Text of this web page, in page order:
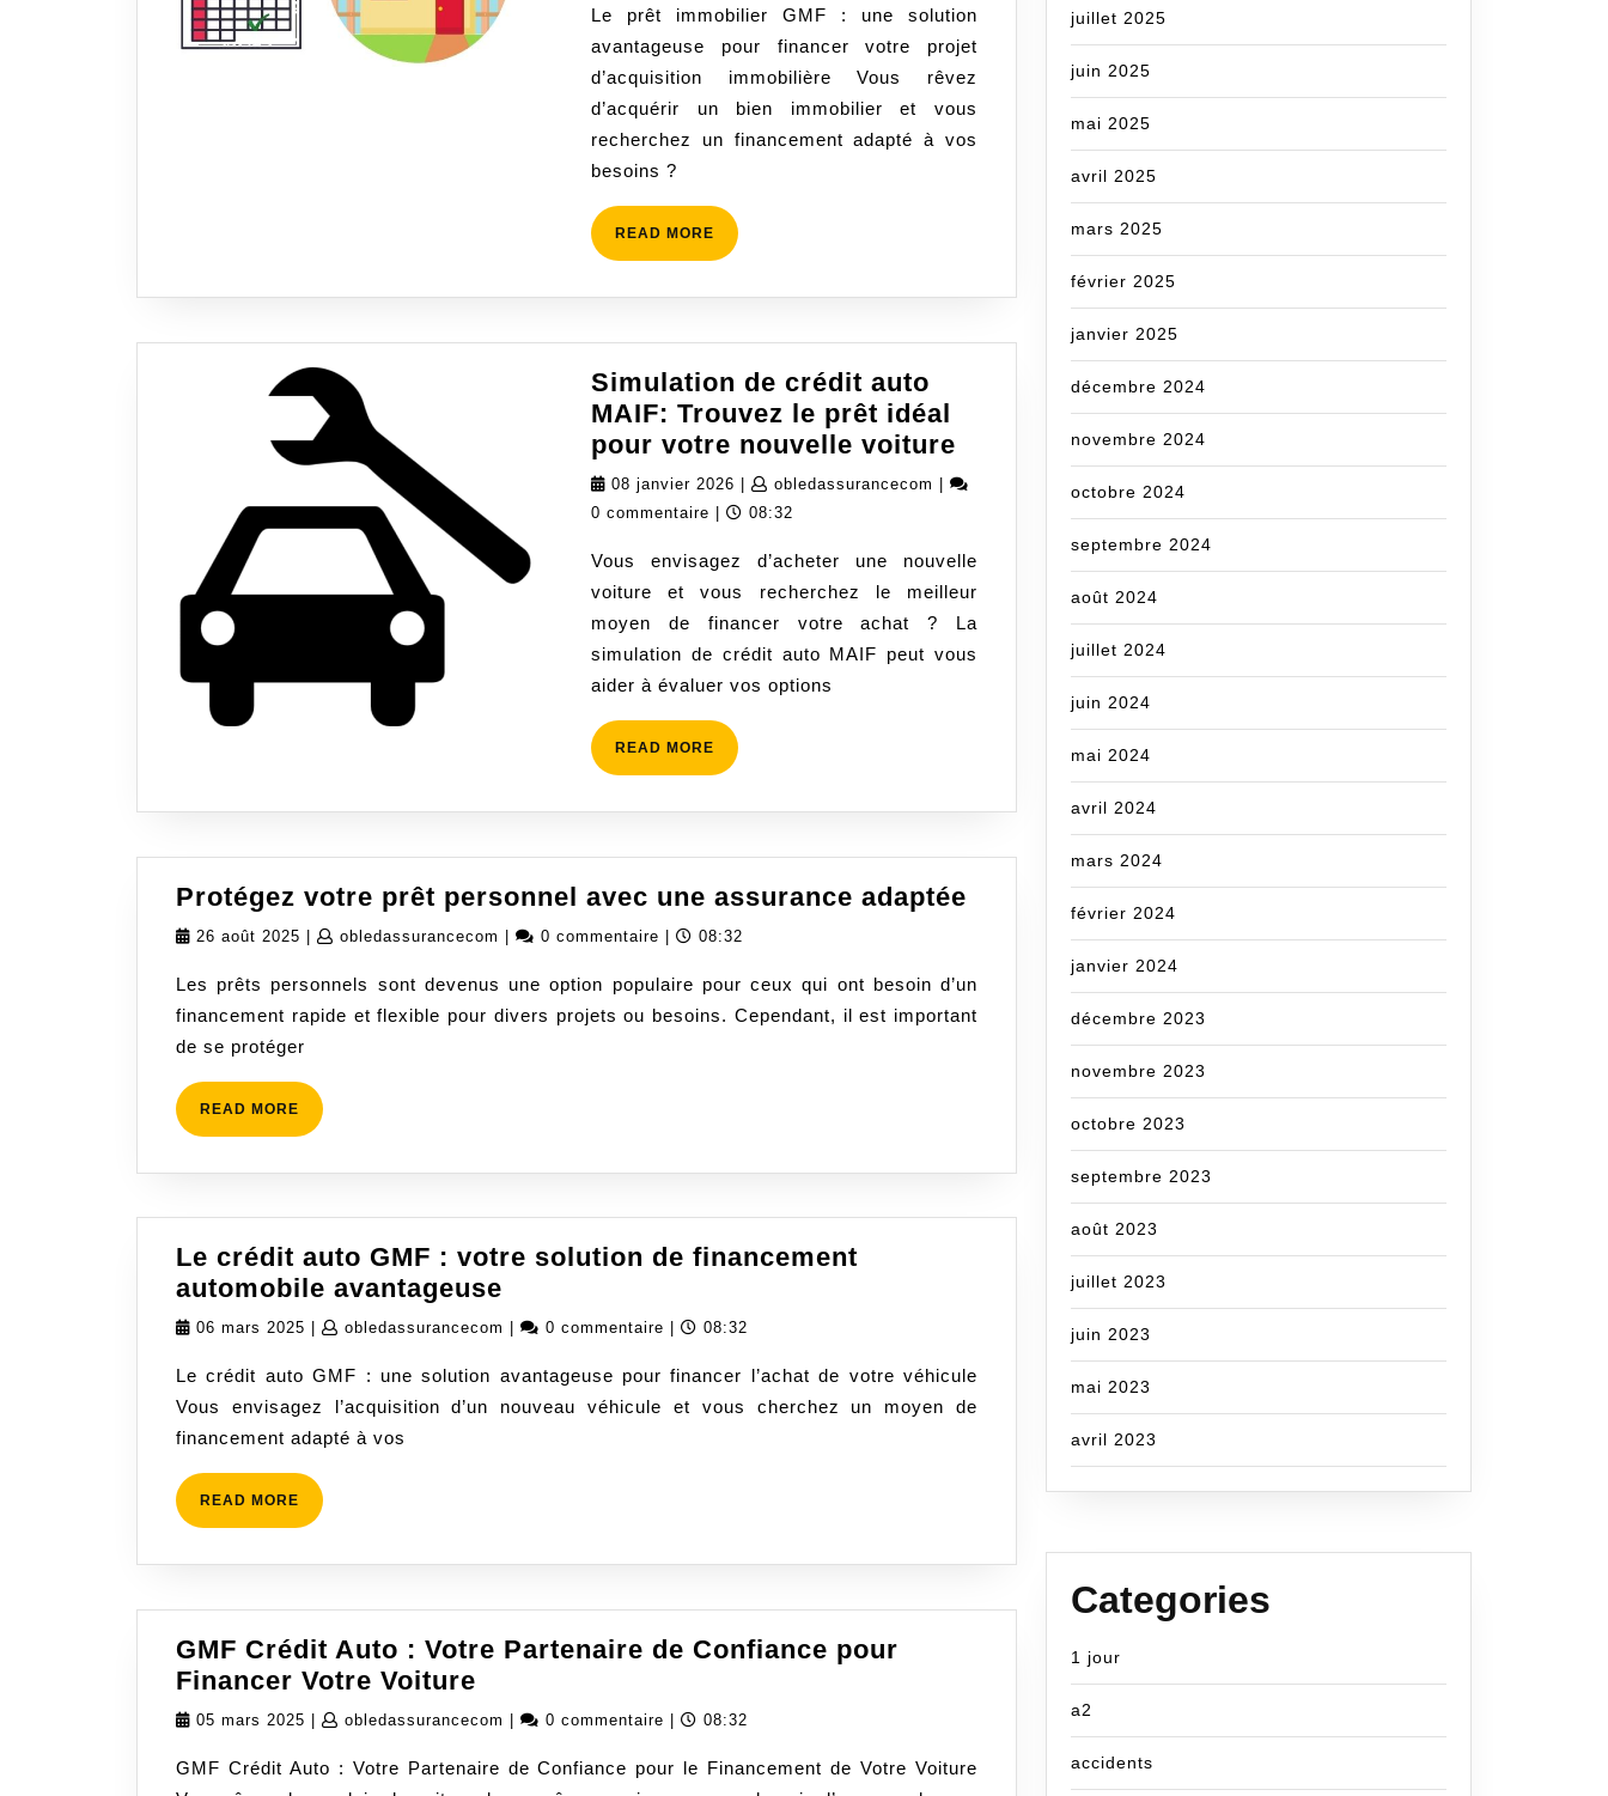
avec
le
Prêt
Immobilier
GMF
Le prêt immobilier GMF : une solution
avantageuse pour financer votre projet
d’acquisition immobilière Vous rêvez
d’acquérir un bien immobilier et vous
recherchez un financement adapté à vos
besoins ?
READ MORE READ
MORE
Simulation de crédit auto
MAIF: Trouvez le prêt idéal
pour votre nouvelle voiture Simulation
de
MAIF:
Trouvez
le
prêt
voiture
08 janvier 2026 08
janvier
obledassurancecom obledassurancecom
0 commentaire
08:32
Vous envisagez d’acheter une nouvelle
voiture et vous recherchez le meilleur
moyen de financer votre achat ? La
simulation de crédit auto MAIF peut vous
aider à évaluer vos options
READ MORE READ
MORE
Protégez votre prêt personnel avec une assurance adaptée Protégez
personnel
avec
assurance
26 août 2025 26
2025
| obledassurancecom obledassurancecom
| 0 commentaire | 08:32
Les prêts personnels sont devenus une option populaire pour ceux qui ont besoin d’un
financement rapide et flexible pour divers projets ou besoins. Cependant, il est important
de se protéger
READ MORE READ
MORE
Le crédit auto GMF : votre solution de financement
automobile avantageuse
crédit
GMF
:
automobile
06 mars 2025 06
2025
obledassurancecom obledassurancecom
0 commentaire 08:32
Le crédit auto GMF : une solution avantageuse pour financer l’achat de votre véhicule
Vous envisagez l’acquisition d’un nouveau véhicule et vous cherchez un moyen de
financement adapté à vos
READ MORE READ
MORE
GMF Crédit Auto : Votre Partenaire de Confiance pour
Financer Votre Voiture
Crédit
:
05 mars 2025 05
2025
obledassurancecom obledassurancecom
0 commentaire 08:32
GMF Crédit Auto : Votre Partenaire de Confiance pour le Financement de Votre Voiture
juillet 2025
juin 2025
mai 2025
avril 2025
mars 2025
février 2025
janvier 2025
décembre 2024
novembre 2024
octobre 2024
septembre 2024
août 2024
juillet 2024
juin 2024
mai 2024
avril 2024
mars 2024
février 2024
janvier 2024
décembre 2023
novembre 2023
octobre 2023
septembre 2023
août 2023
juillet 2023
juin 2023
mai 2023
avril 2023
Categories
1 jour
a2
accidents